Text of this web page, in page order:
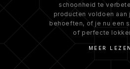
schoonheid te
producten voldoen aan
behoeften, of je nu een
of perfecte
MEER LEZEN